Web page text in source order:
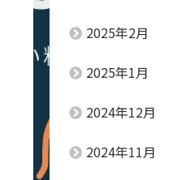
2025年2月
2025年1月
2024年12月
2024年11月